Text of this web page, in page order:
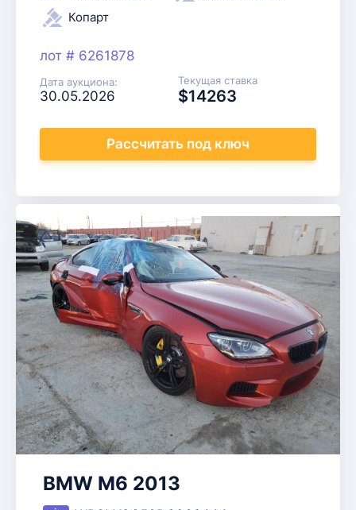
Копарт
лот # 6261878
Дата аукциона:
30.05.2026
Текущая ставка
$14263
Рассчитать под ключ
BMW M6 2013